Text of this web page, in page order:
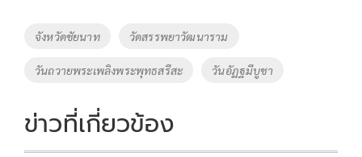
b
o
k
er y
Li
k
Tags
จังหวัดชัยนาท วัดสรรพยาวัฒนาราม
วันถวายพระเพลิงพระพุทธสรีสะ วันอัฏฐมีบูชา
ข่าวที่เกี่ยวข้อง